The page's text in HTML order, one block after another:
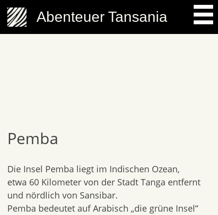
Skip
to
content
Abenteuer Tansania
Pemba
Die Insel Pemba liegt im Indischen Ozean,
etwa 60 Kilometer von der Stadt Tanga entfernt
und nördlich von Sansibar.
Pemba bedeutet auf Arabisch „die grüne Insel“